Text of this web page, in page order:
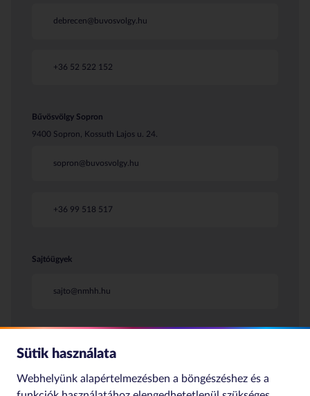
debrecen@buvosvolgy.hu
+36 52 522 152
Bűvösvölgy Sopron
9400 Sopron, Kossuth Lajos u. 24.
sopron@buvosvolgy.hu
+36 99 518 517
Sajtóügyek
sajto@nmhh.hu
Sütik használata
Webhelyünk alapértelmezésben a böngészéshez és a